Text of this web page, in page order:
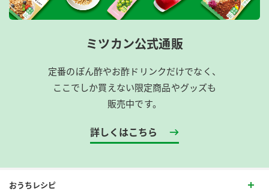
ミツカン公式通販
定番のぽん酢やお酢ドリンクだけでなく、
ここでしか買えない限定商品やグッズも
販売中です。
詳しくはこちら
おうちレシピ